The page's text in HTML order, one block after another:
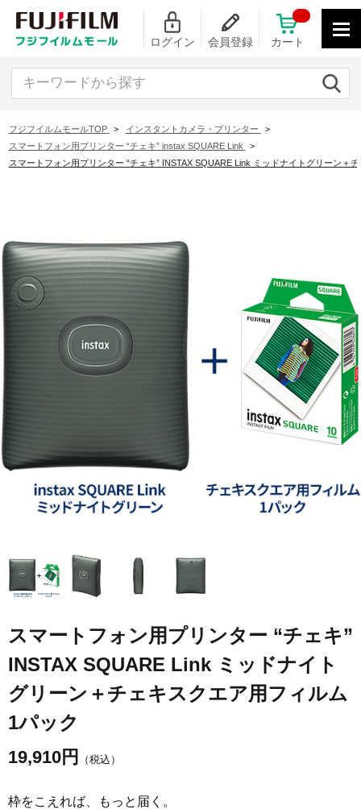
ログイン 会員登録
フジフイルムモールTOP > インスタントカメラ・プリンター
>
スマートフォン用プリンター “チェキ” instax SQUARE Link
>
スマートフォン用プリンター “チェキ” INSTAX SQUARE Link ミッドナイトグリーン＋
スマートフォン用プリンター “チェキ”
INSTAX SQUARE Link ミッドナイト
グリーン＋チェキスクエア用フィルム
1パック
19,910円 （税込）
枠をこえれば、もっと届く。